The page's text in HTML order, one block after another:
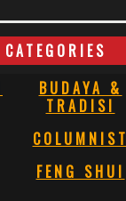
CATEGORIES
BUDAYA &
TRADISI
COLUMNIST
FENG SHUI